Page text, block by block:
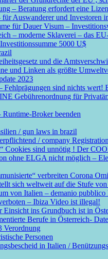
– Beratung erfordert eine
Auswanderer und Investoren
für Dauer Visum –
– moderne Sklaverei – das
5000 U$
und die
und Linken als größte
2023
sind nichts
Gebührenordnung für
Broker beenden
/ gun laws in brazil
/ company
Cookies sind unnötig ! Der
ohne ELGA nicht möglich –
verbreiten Corona
sich weltweit auf die Stufe
von Italien – demanio pubblico
– Ibiza Video ist illegal!
ins Grundbuch ist in
Berufe in Österreich-
Personen
in Italien /